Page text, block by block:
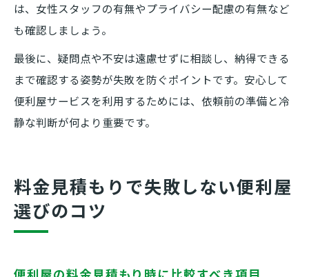
は、女性スタッフの有無やプライバシー配慮の有無など
も確認しましょう。
最後に、疑問点や不安は遠慮せずに相談し、納得できる
まで確認する姿勢が失敗を防ぐポイントです。安心して
便利屋サービスを利用するためには、依頼前の準備と冷
静な判断が何より重要です。
料金見積もりで失敗しない便利屋
選びのコツ